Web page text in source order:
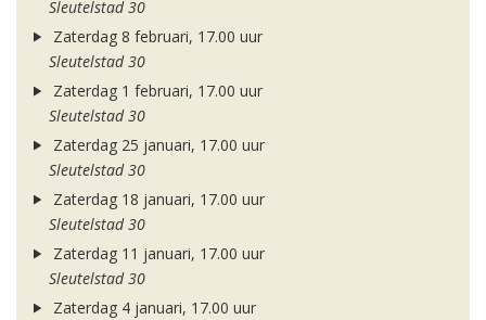
Sleutelstad 30
Zaterdag 8 februari, 17.00 uur
Sleutelstad 30
Zaterdag 1 februari, 17.00 uur
Sleutelstad 30
Zaterdag 25 januari, 17.00 uur
Sleutelstad 30
Zaterdag 18 januari, 17.00 uur
Sleutelstad 30
Zaterdag 11 januari, 17.00 uur
Sleutelstad 30
Zaterdag 4 januari, 17.00 uur